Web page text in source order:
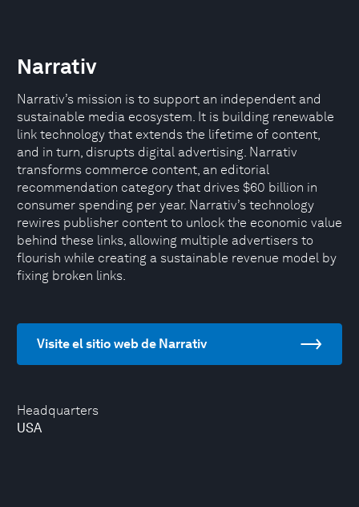
Headquarters
USA
Narrativ
Narrativ’s mission is to support an independent and
sustainable media ecosystem. It is building renewable
link technology that extends the lifetime of content,
and in turn, disrupts digital advertising. Narrativ
transforms commerce content, an editorial
recommendation category that drives $60 billion in
consumer spending per year. Narrativ’s technology
rewires publisher content to unlock the economic value
behind these links, allowing multiple advertisers to
flourish while creating a sustainable revenue model by
fixing broken links.
Visite el sitio web de Narrativ